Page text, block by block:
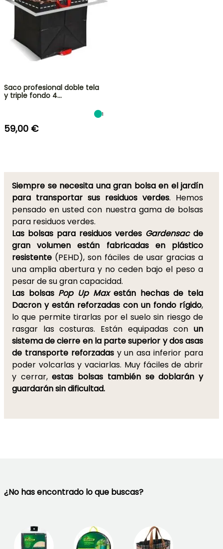
Saco profesional doble tela
y triple fondo 4…
1
59,00 €
Siempre se necesita una gran bolsa en el jardín
para transportar sus residuos verdes. Hemos
pensado en usted con nuestra gama de bolsas
para residuos verdes.
Las bolsas para residuos verdes Gardensacde
gran volumen están fabricadas en plástico
resistente (PEHD), son fáciles de usar gracias a
una amplia abertura y no ceden bajo el peso a
pesar de su gran capacidad.
Las bolsas Pop Up Maxestán hechas de tela
Dacron y están reforzadas con un fondo rígido,
lo que permite tirarlas por el suelo sin riesgo de
rasgar las costuras. Están equipadas con un
sistema de cierre en la parte superior y dos asas
de transporte reforzadasy un asa inferior para
poder volcarlas y vaciarlas. Muy fáciles de abrir
y cerrar,estas bolsas también se doblarán y
guardaránsin dificultad.
¿No has encontrado lo que buscas?